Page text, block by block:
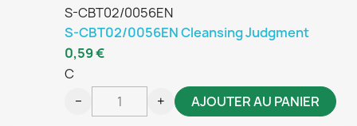
S-CBT02/0056EN
S-CBT02/0056EN Cleansing Judgment
C
0,59 €
− + AJOUTER AU PANIER